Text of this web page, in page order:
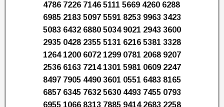
4786 7226 7146 5111 5669 4260 6288
6985 2183 5097 5591 8253 9963 3423
5083 6432 6880 5034 9021 2943 3600
2935 0428 2355 5131 6216 5381 3328
1264 1200 6072 1299 0781 2068 9207
2536 6163 7214 1301 5981 0609 2247
8497 7905 4490 3601 0551 6483 8165
6857 6345 7632 5630 4493 7455 0793
6955 1066 8313 7885 9414 2683 2258